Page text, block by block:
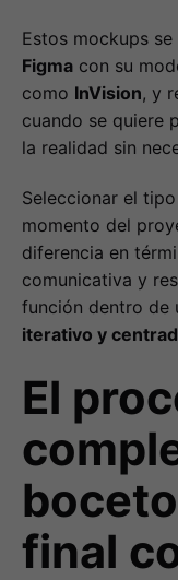
Estos mockups
Figma con su
como InVision, y
cuando se quiere
la realidad sin
Seleccionar el
momento del
diferencia en
comunicativa y
función dentro de
iterativo y
El
final